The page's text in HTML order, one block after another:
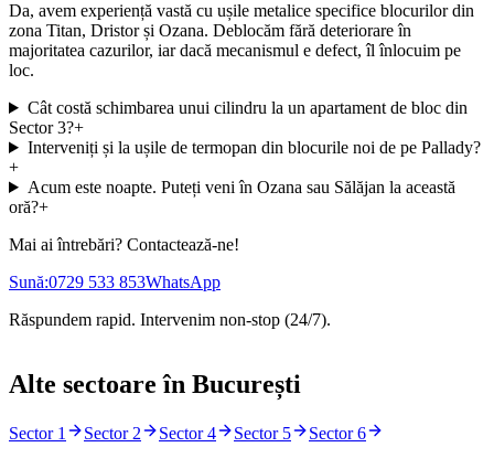
Da, avem experiență vastă cu ușile metalice specifice blocurilor din
zona Titan, Dristor și Ozana. Deblocăm fără deteriorare în
majoritatea cazurilor, iar dacă mecanismul e defect, îl înlocuim pe
loc.
Cât costă schimbarea unui cilindru la un apartament de bloc din
Sector 3?+
Interveniți și la ușile de termopan din blocurile noi de pe Pallady?
+
Acum este noapte. Puteți veni în Ozana sau Sălăjan la această
oră?+
Mai ai întrebări? Contactează-ne!
Sună:0729 533 853WhatsApp
Răspundem rapid. Intervenim non-stop (24/7).
Alte sectoare în București
Sector 1 Sector 2 Sector 4 Sector 5
Sector 6